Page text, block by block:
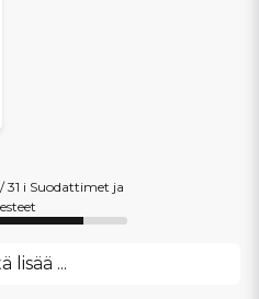
31 i Suodattimet ja
lisää ...